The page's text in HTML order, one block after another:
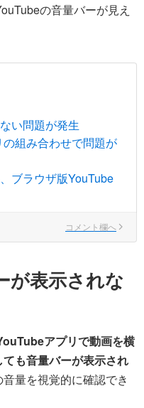
の音量バーが見え
い問題が発生
組み合わせで問題が
ブラウザ版YouTube
コメント欄へ
が表示されな
アプリで動画を横
も音量バーが表示され
量を視覚的に確認でき